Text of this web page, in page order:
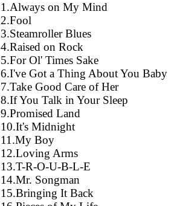
1.Always on My Mind
2.Fool
3.Steamroller Blues
4.Raised on Rock
5.For Ol' Times Sake
6.I've Got a Thing About You Baby
7.Take Good Care of Her
8.If You Talk in Your Sleep
9.Promised Land
10.It's Midnight
11.My Boy
12.Loving Arms
13.T-R-O-U-B-L-E
14.Mr. Songman
15.Bringing It Back